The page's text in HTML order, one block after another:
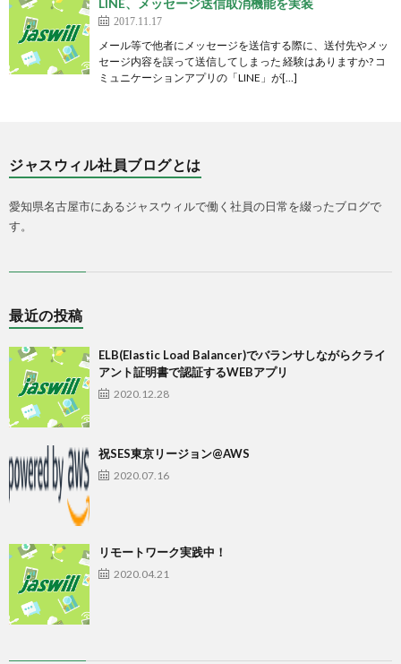
2017.11.17
メール等で他者にメッセージを送信する際に、送付先やメッ
セージ内容を誤って送信してしまった 経験はありますか? コ
ミュニケーションアプリの「LINE」が[…]
ジャスウィル社員ブログとは
愛知県名古屋市にあるジャスウィルで働く社員の日常を綴ったブログで
す。
最近の投稿
ELB(Elastic Load Balancer)でバランサしながらクライ
アント証明書で認証するWEBアプリ
2020.12.28
祝SES東京リージョン@AWS
2020.07.16
リモートワーク実践中！
2020.04.21